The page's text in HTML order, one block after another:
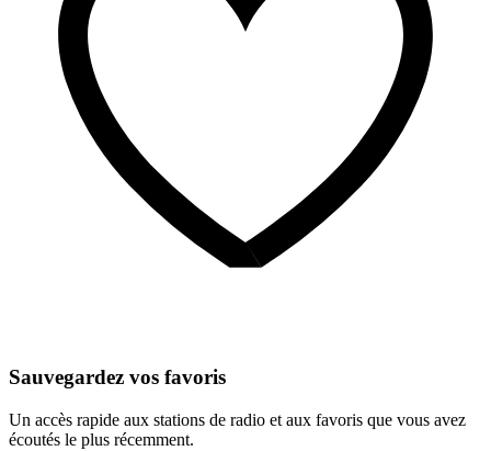
Sauvegardez vos favoris
Un accès rapide aux stations de radio et aux favoris que vous avez
écoutés le plus récemment.